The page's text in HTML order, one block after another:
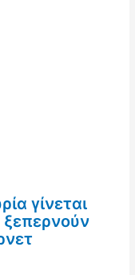
γίνεται